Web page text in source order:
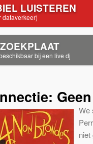
LUISTEREN
dataverkeer)
bij een live dj
We